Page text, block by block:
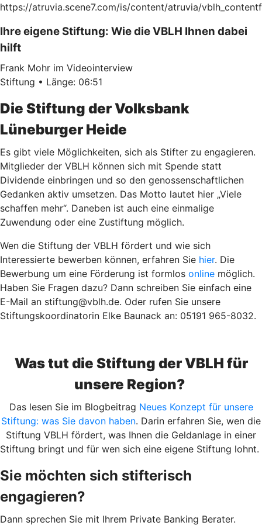
https://atruvia.scene7.com/is/content/atruvia/
Ihre eigene Stiftung: Wie die VBLH Ihnen dabei
hilft
Frank Mohr im Videointerview
Stiftung • Länge: 06:51
Die Stiftung der Volksbank
Lüneburger Heide
Es gibt viele Möglichkeiten, sich als Stifter zu engagieren.
Mitglieder der VBLH können sich mit Spende statt
Dividende einbringen und so den genossenschaftlichen
Gedanken aktiv umsetzen. Das Motto lautet hier „Viele
schaffen mehr“. Daneben ist auch eine einmalige
Zuwendung oder eine Zustiftung möglich.
Wen die Stiftung der VBLH fördert und wie sich
Interessierte bewerben können, erfahren Sie hier. Die
Bewerbung um eine Förderung ist formlos online möglich.
Haben Sie Fragen dazu? Dann schreiben Sie einfach eine
E-Mail an stiftung@vblh.de. Oder rufen Sie unsere
Stiftungskoordinatorin Elke Baunack an: 05191 965-8032.
Was tut die Stiftung der VBLH für
unsere Region?
Das lesen Sie im Blogbeitrag Neues Konzept für unsere
Stiftung: was Sie davon haben. Darin erfahren Sie, wen die
Stiftung VBLH fördert, was Ihnen die Geldanlage in einer
Stiftung bringt und für wen sich eine eigene Stiftung lohnt.
Sie möchten sich stifterisch
engagieren?
Dann sprechen Sie mit Ihrem Private Banking Berater.